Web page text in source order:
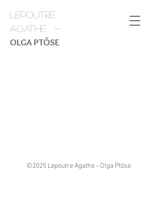
LEPOUTRE
AGATHE -
OLGA PTÔSE
©2025 Lepoutre Agathe - Olga Ptôse